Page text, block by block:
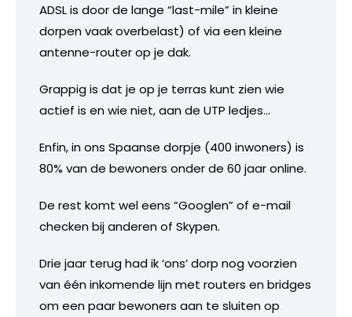
ADSL is door de lange “last-mile” in kleine
dorpen vaak overbelast) of via een kleine
antenne-router op je dak.
Grappig is dat je op je terras kunt zien wie
actief is en wie niet, aan de UTP ledjes…
Enfin, in ons Spaanse dorpje (400 inwoners) is
80% van de bewoners onder de 60 jaar online.
De rest komt wel eens “Googlen” of e-mail
checken bij anderen of Skypen.
Drie jaar terug had ik ‘ons’ dorp nog voorzien
van één inkomende lijn met routers en bridges
om een paar bewoners aan te sluiten op